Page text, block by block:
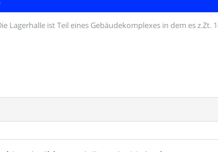
Lagerhalle ist Teil eines Gebäudekomplexes in dem es z.Zt.